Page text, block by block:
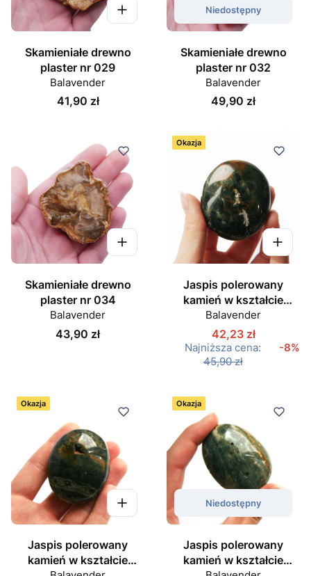
Skamieniałe drewno
plaster nr 029
Balavender
Cena
41,90 zł
Niedostępny
Skamieniałe drewno
plaster nr 032
Balavender
Cena
49,90 zł
Skamieniałe drewno
plaster nr 034
Balavender
Cena
43,90 zł
Okazja
Jaspis polerowany
kamień w kształcie
owalu nr 02
Balavender
42,23 zł
Najniższa cena:
45,90 zł
-8%
Okazja
Jaspis polerowany
kamień w kształcie
Okazja
Niedostępny
Jaspis polerowany
kamień w kształcie